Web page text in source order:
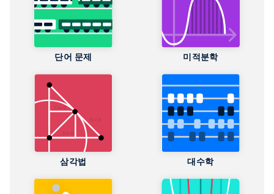
단어 문제 미적분학
삼각법 대수학